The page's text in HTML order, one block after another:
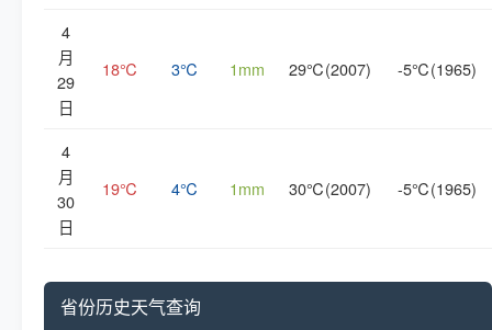
4
月
29
日
18℃ 3℃ 1mm 29℃(2007) -5℃(1965)
4
月
30
日
19℃ 4℃ 1mm 30℃(2007) -5℃(1965)
省份历史天气查询